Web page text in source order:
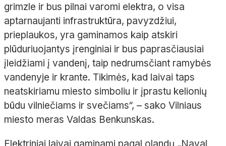
grimzle ir bus pilnai varomi elektra, o visa
aptarnaujanti infrastruktūra, pavyzdžiui,
prieplaukos, yra gaminamos kaip atskiri
plūduriuojantys įrenginiai ir bus paprasčiausiai
įleidžiami į vandenį, taip nedrumsčiant ramybės
vandenyje ir krante. Tikimės, kad laivai taps
neatskiriamu miesto simboliu ir įprastu kelionių
būdu vilniečiams ir svečiams“, – sako Vilniaus
miesto meras Valdas Benkunskas.
Elektriniai laivai gaminami pagal olandų „Naval